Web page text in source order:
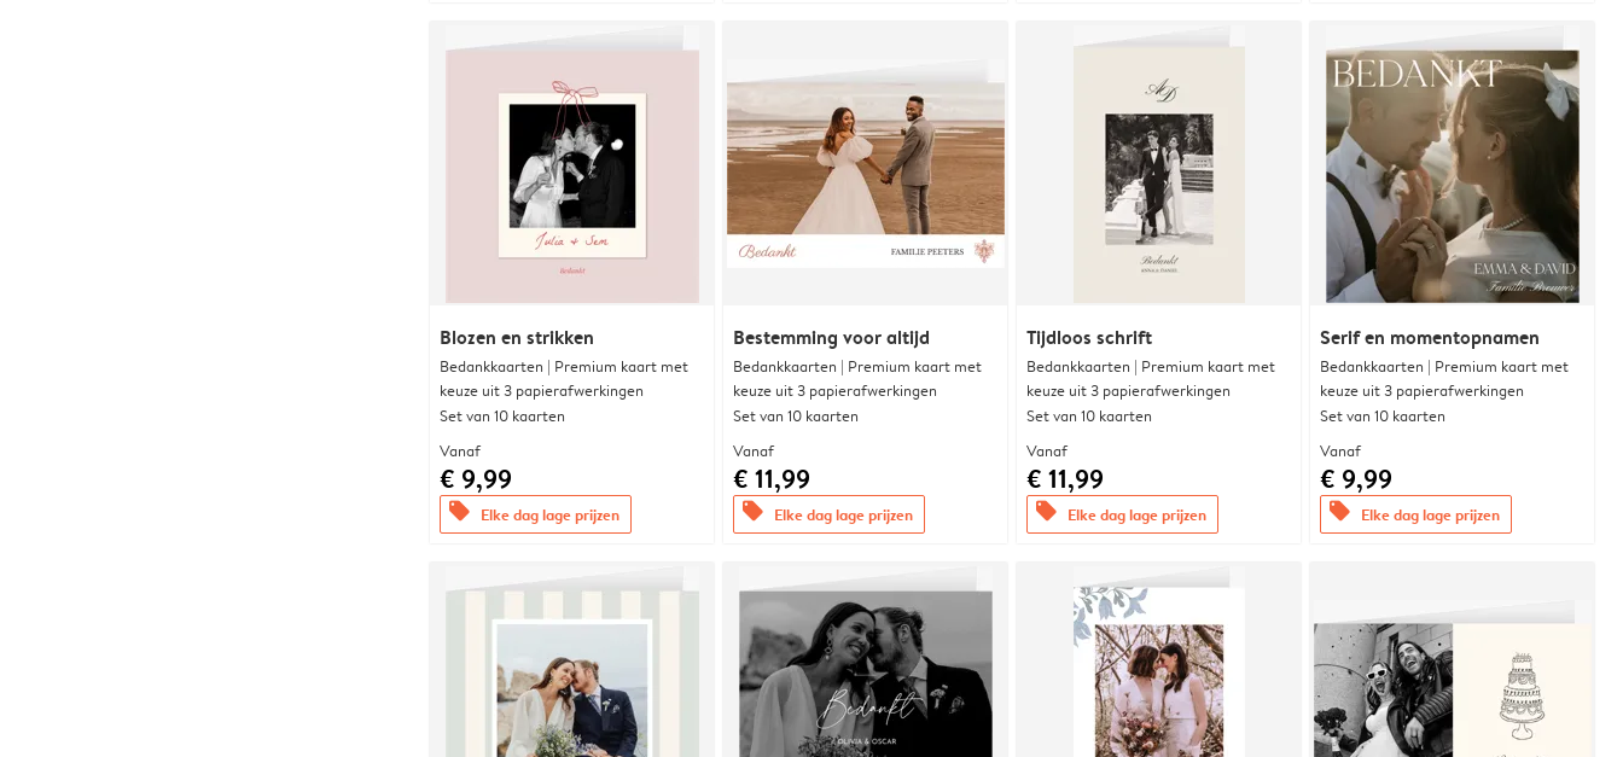
Blozen en strikken
Bedankkaarten | Premium kaart met
keuze uit 3 papierafwerkingen
Set van 10 kaarten
Vanaf
€ 9,99
offers Elke dag lage prijzen
Bestemming voor altijd
Bedankkaarten | Premium kaart met
keuze uit 3 papierafwerkingen
Set van 10 kaarten
Vanaf
€ 11,99
offers Elke dag lage prijzen
Tijdloos schrift
Bedankkaarten | Premium kaart met
keuze uit 3 papierafwerkingen
Set van 10 kaarten
Vanaf
€ 11,99
offers Elke dag lage prijzen
Serif en momentopnamen
Bedankkaarten | Premium kaart met
keuze uit 3 papierafwerkingen
Set van 10 kaarten
Vanaf
€ 9,99
offers Elke dag lage prijzen